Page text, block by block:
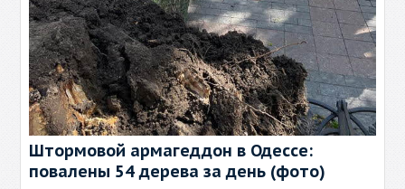
Штормовой армагеддон в Одессе:
повалены 54 дерева за день (фото)